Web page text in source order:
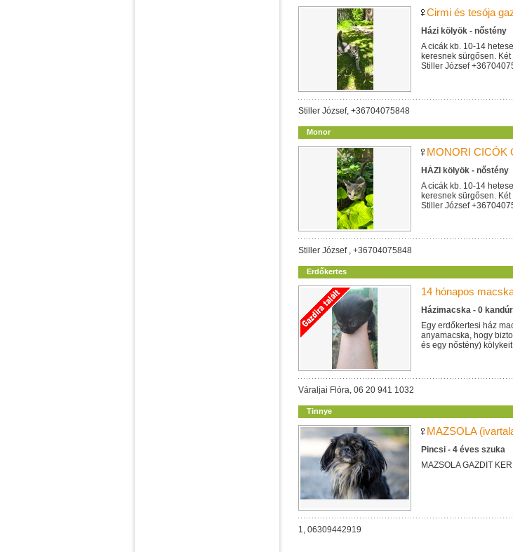
Cirmi és tesója
Házi kölyök - nőstény
A cicák kb. 10-14
keresnek sürgősen.
Stiller József
Stiller József, +36704075848
Monor
MONORI CICÓK
HÁZI kölyök - nőstény
A cicák kb. 10-14
keresnek sürgősen.
Stiller József
Stiller József , +36704075848
Erdőkertes
14 hónapos
Házimacska - 0
Egy erdőkertesi ház
anyamacska, hogy
és egy nőstény)
Váraljai Flóra, 06 20 941 1032
Tinnye
MAZSOLA
Pincsi - 4 éves szuka
MAZSOLA GAZDIT
1, 06309442919